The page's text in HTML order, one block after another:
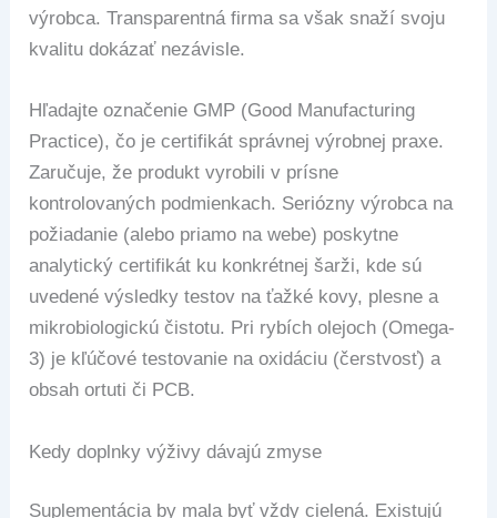
výrobca. Transparentná firma sa však snaží svoju
kvalitu dokázať nezávisle.
Hľadajte označenie GMP (Good Manufacturing
Practice), čo je certifikát správnej výrobnej praxe.
Zaručuje, že produkt vyrobili v prísne
kontrolovaných podmienkach. Seriózny výrobca na
požiadanie (alebo priamo na webe) poskytne
analytický certifikát ku konkrétnej šarži, kde sú
uvedené výsledky testov na ťažké kovy, plesne a
mikrobiologickú čistotu. Pri rybích olejoch (Omega-
3) je kľúčové testovanie na oxidáciu (čerstvosť) a
obsah ortuti či PCB.
Kedy doplnky výživy dávajú zmyse
Suplementácia by mala byť vždy cielená. Existujú